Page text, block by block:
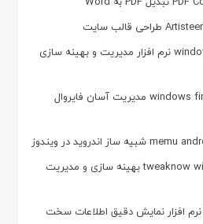
دانلود windows manager 2.3.3 نرم افزار مدیریت و بهینه سازی
دانلود windows firewall control 6.26 مدیریت آسان فایروال
دانلود tweaknow winsecret plus 8.0.2 بهینه سازی و مدیریت
دانلود hwinfo 8.42.5930 نرم افزار نمایش دقیق اطلاعات سخت